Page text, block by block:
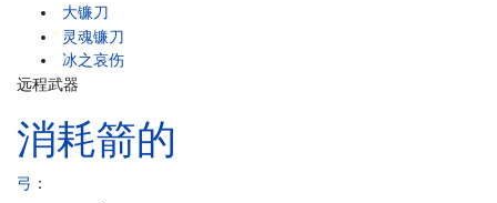
大镰刀
灵魂镰刀
冰之哀伤
远程武器
消耗箭的
弓 ：